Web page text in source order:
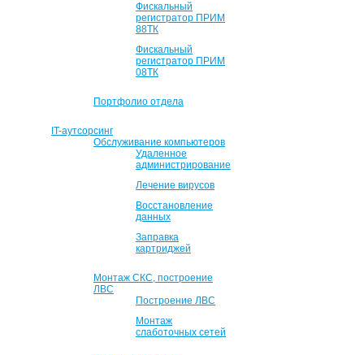
Фискальный
регистратор ПРИМ
88ТК
Фискальный
регистратор ПРИМ
08ТК
Портфолио отдела
IT-аутсорсинг
Обслуживание компьютеров
Удаленное
администрирование
Лечение вирусов
Восстановление
данных
Заправка
картриджей
Монтаж СКС, построение
ЛВС
Построение ЛВС
Монтаж
слаботочных сетей